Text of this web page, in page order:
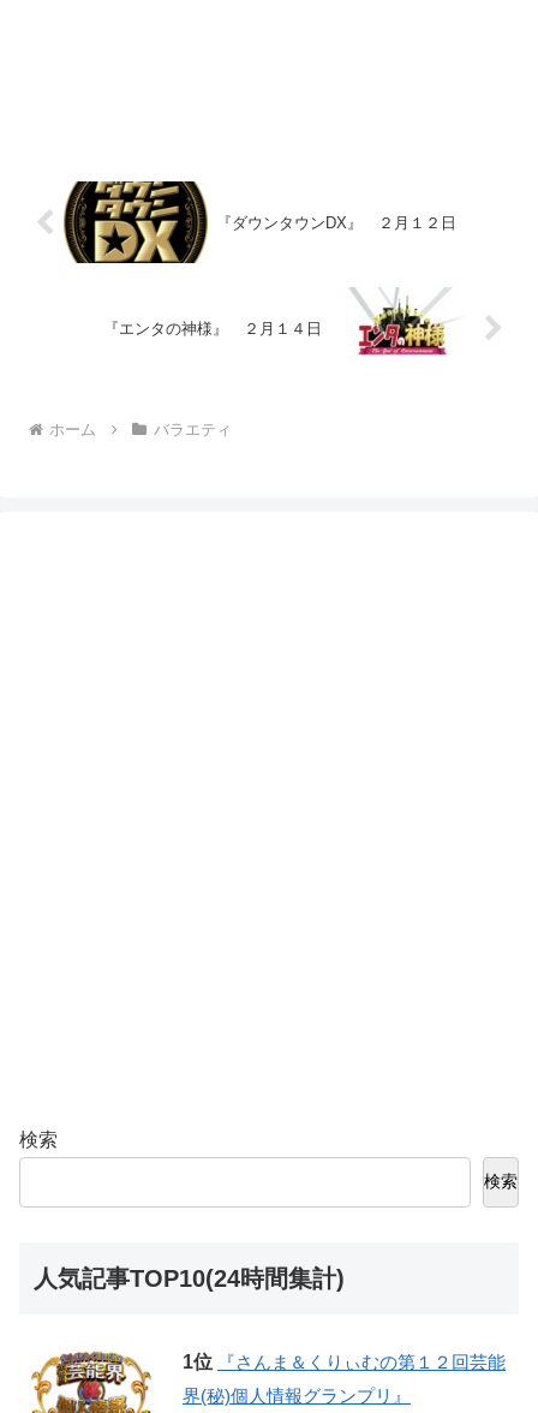
『ダウンタウンDX』 ２月１２日
『エンタの神様』 ２月１４日
ホーム バラエティ
検索
検索
人気記事TOP10(24時間集計)
『さんま＆くりぃむの第１２回芸能
界(秘)個人情報グランプリ』